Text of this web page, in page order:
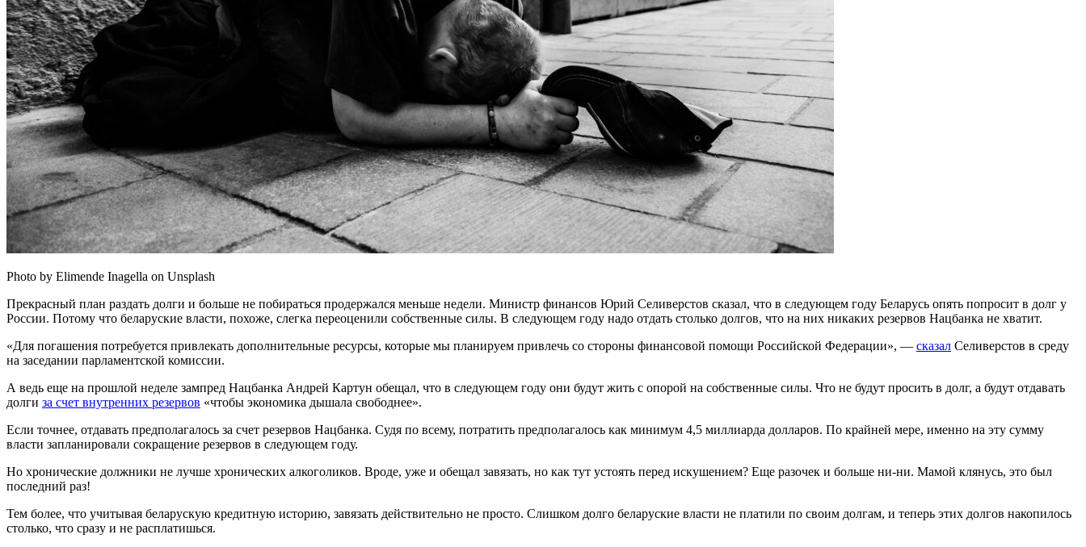
Photo by Elimende Inagella on Unsplash
Прекрасный план раздать долги и больше не побираться продержался меньше недели. Министр финансов Юрий Селиверстов сказал, что в следующем году Беларусь опять попросит в долг у
России. Потому что беларуские власти, похоже, слегка переоценили собственные силы. В следующем году надо отдать столько долгов, что на них никаких резервов Нацбанка не хватит.
«Для погашения потребуется привлекать дополнительные ресурсы, которые мы планируем привлечь со стороны финансовой помощи Российской Федерации», — сказал Селиверстов в среду
на заседании парламентской комиссии.
А ведь еще на прошлой неделе зампред Нацбанка Андрей Картун обещал, что в следующем году они будут жить с опорой на собственные силы. Что не будут просить в долг, а будут отдавать
долги за счет внутренних резервов «чтобы экономика дышала свободнее».
Если точнее, отдавать предполагалось за счет резервов Нацбанка. Судя по всему, потратить предполагалось как минимум 4,5 миллиарда долларов. По крайней мере, именно на эту сумму
власти запланировали сокращение резервов в следующем году.
Но хронические должники не лучше хронических алкоголиков. Вроде, уже и обещал завязать, но как тут устоять перед искушением? Еще разочек и больше ни-ни. Мамой клянусь, это был
последний раз!
Тем более, что учитывая беларускую кредитную историю, завязать действительно не просто. Слишком долго беларуские власти не платили по своим долгам, и теперь этих долгов накопилось
столько, что сразу и не расплатишься.